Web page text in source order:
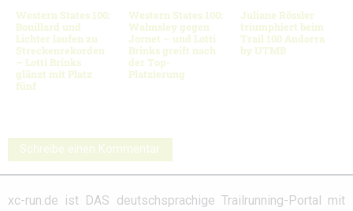
Western States 100:
Bouillard und
Lichter laufen zu
Streckenrekorden
– Lotti Brinks
glänzt mit Platz
fünf
Western States 100:
Walmsley gegen
Jornet – und Lotti
Brinks greift nach
der Top-
Platzierung
Juliane Rössler
triumphiert beim
Trail 100 Andorra
by UTMB
Schreibe einen Kommentar
xc-run.de ist DAS deutschsprachige Trailrunning-Portal mit